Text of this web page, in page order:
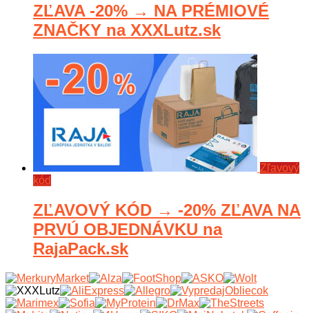
ZĽAVA -20% → NA PRÉMIOVÉ
ZNAČKY na XXXLutz.sk
Zľavový
kód
ZĽAVOVÝ KÓD → -20% ZĽAVA NA
PRVÚ OBJEDNÁVKU na
RajaPack.sk